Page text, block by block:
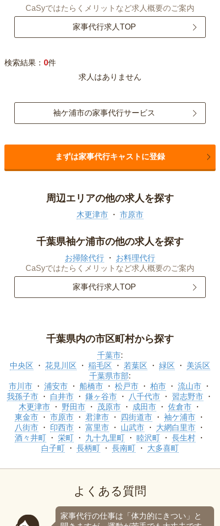
CaSyではたらくメリットなど求人概要のご案内
家事代行求人TOP
検索結果： 0件
求人はありません
袖ケ浦市の家事代行サービス
まずは家事代行キャストに登録
周辺エリアの他の求人を探す
木更津市 市原市
千葉県袖ケ浦市の他の求人を探す
お掃除代行
お料理代行
CaSyではたらくメリットなど求人概要のご案内
家事代行求人TOP
千葉県内の市区町村から探す
千葉市:
中央区
花見川区 稲毛区 若葉区 緑区
美浜区
千葉県市部:
市川市
浦安市 船橋市 松戸市 柏市
流山市
我孫子市
白井市 鎌ヶ谷市 八千代市
習志野市
木更津市
野田市 茂原市 成田市
佐倉市
東金市
市原市 君津市 四街道市
袖ケ浦市
八街市
印西市 富里市 山武市
大網白里市
酒々井町
栄町 九十九里町 睦沢町
長生村
白子町
長柄町 長南町 大多喜町
よくある質問
家事代行の仕事は「体力的にきつい」と